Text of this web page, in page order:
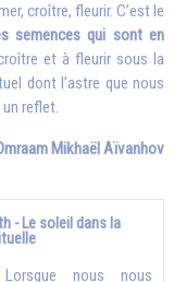
croître, fleurir. C’est le
semences qui sont en
et à fleurir sous la
dont l’astre que nous
reflet.
Mikhaël Aïvanhov
- Le soleil dans la
Lorsque nous nous